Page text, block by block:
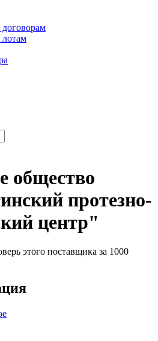
общество
протезно-
центр"
этого поставщика за 1000